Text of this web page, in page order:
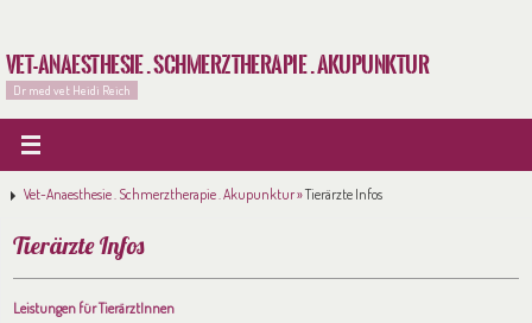
Vet-Anaesthesie . Schmerztherapie . Akupunktur
Dr med vet Heidi Reich
Vet-Anaesthesie . Schmerztherapie . Akupunktur »Tierärzte Infos
Tierärzte Infos
Leistungen für TierärztInnen